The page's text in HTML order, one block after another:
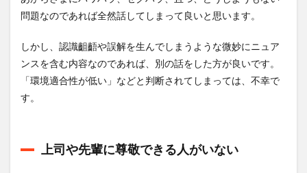
問題なのであれば全然話してしまって良いと思います。
しかし、認識齟齬や誤解を生んでしまうような微妙にニュア
ンスを含む内容なのであれば、別の話をした方が良いです。
「環境適合性が低い」などと判断されてしまっては、不幸で
す。
上司や先輩に尊敬できる人がいない